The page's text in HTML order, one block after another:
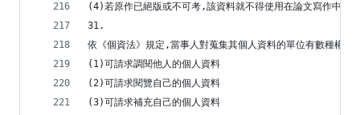
(4)若原作已絕版或不可考,該資料就不得使用在論文寫作中。
31.
依《個資法》規定,當事人對蒐集其個人資料的單位有數種權
(1)可請求調閱他人的個人資料
(2)可請求閱覽自己的個人資料
(3)可請求補充自己的個人資料